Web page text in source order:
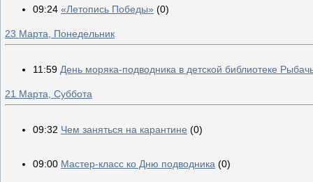
09:24 «Летопись Победы» (0)
23 Марта, Понедельник
11:59 День моряка-подводника в детской библиотеке
21 Марта, Суббота
09:32 Чем заняться на карантине (0)
09:00 Мастер-класс ко Дню подводника (0)